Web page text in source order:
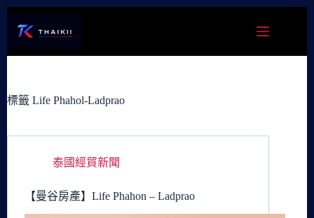
容
標籤 Life Phahol-Ladprao
泰國經貿新聞
【曼谷房產】Life Phahon – Ladprao